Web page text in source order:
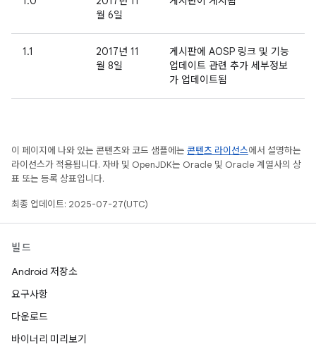
월 6일
1.1
2017년 11
월 8일
게시판에 AOSP 링크 및 기능
업데이트 관련 추가 세부정보
가 업데이트됨
이 페이지에 나와 있는 콘텐츠와 코드 샘플에는 콘텐츠 라이선스에서 설명하는
라이선스가 적용됩니다. 자바 및 OpenJDK는 Oracle 및 Oracle 계열사의 상
표 또는 등록 상표입니다.
최종 업데이트: 2025-07-27(UTC)
빌드
Android 저장소
요구사항
다운로드
바이너리 미리보기